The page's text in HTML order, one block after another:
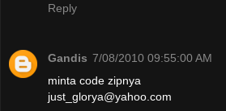
Reply
Gandis 7/08/2010 09:55:00 AM
minta code zipnya
just_glorya@yahoo.com